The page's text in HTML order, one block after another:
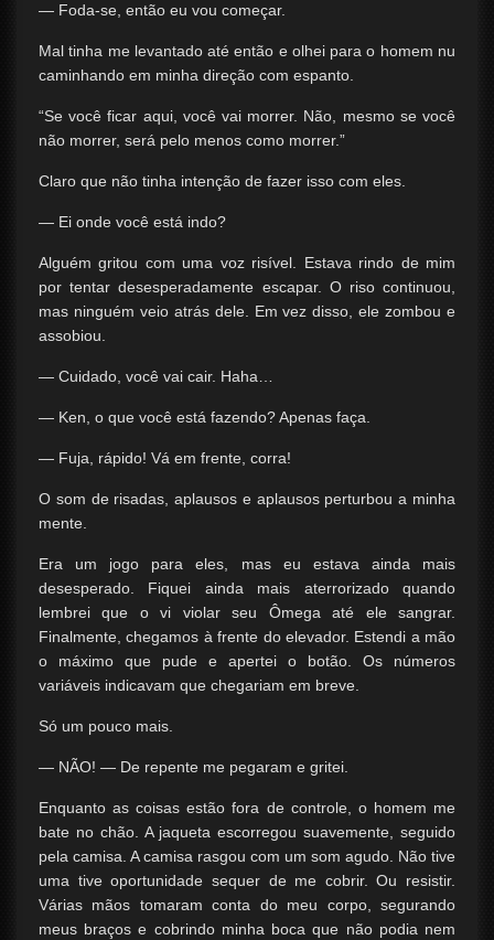
— Foda-se, então eu vou começar.
Mal tinha me levantado até então e olhei para o homem nu
caminhando em minha direção com espanto.
“Se você ficar aqui, você vai morrer. Não, mesmo se você
não morrer, será pelo menos como morrer.”
Claro que não tinha intenção de fazer isso com eles.
— Ei onde você está indo?
Alguém gritou com uma voz risível. Estava rindo de mim
por tentar desesperadamente escapar. O riso continuou,
mas ninguém veio atrás dele. Em vez disso, ele zombou e
assobiou.
— Cuidado, você vai cair. Haha…
— Ken, o que você está fazendo? Apenas faça.
— Fuja, rápido! Vá em frente, corra!
O som de risadas, aplausos e aplausos perturbou a minha
mente.
Era um jogo para eles, mas eu estava ainda mais
desesperado. Fiquei ainda mais aterrorizado quando
lembrei que o vi violar seu Ômega até ele sangrar.
Finalmente, chegamos à frente do elevador. Estendi a mão
o máximo que pude e apertei o botão. Os números
variáveis ​​indicavam que chegariam em breve.
Só um pouco mais.
— NÃO! — De repente me pegaram e gritei.
Enquanto as coisas estão fora de controle, o homem me
bate no chão. A jaqueta escorregou suavemente, seguido
pela camisa. A camisa rasgou com um som agudo. Não tive
uma tive oportunidade sequer de me cobrir. Ou resistir.
Várias mãos tomaram conta do meu corpo, segurando
meus braços e cobrindo minha boca que não podia nem